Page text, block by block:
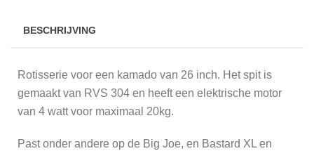
BESCHRIJVING
Rotisserie voor een kamado van 26 inch. Het spit is
gemaakt van RVS 304 en heeft een elektrische motor
van 4 watt voor maximaal 20kg.
Past onder andere op de Big Joe, en Bastard XL en